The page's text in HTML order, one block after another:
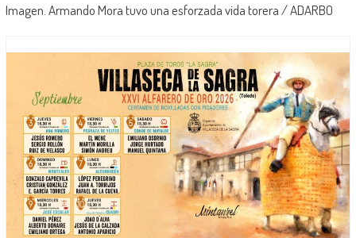
Imagen. Armando Mora tuvo una esforzada vida torera / ADARBO